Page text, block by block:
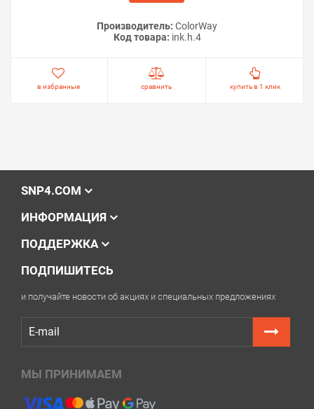
Производитель: ColorWay
Код товара: ink.h.4
в избранные сравнить купить в 1 клик
SNP4.COM
ИНФОРМАЦИЯ
ПОДДЕРЖКА
ПОДПИШИТЕСЬ
и получайте новости об акциях и специальных предложениях
МЫ ПРИНИМАЕМ